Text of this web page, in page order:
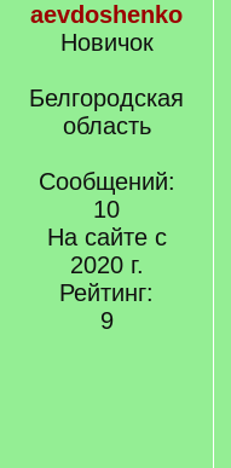
aevdoshenko
Новичок
Белгородская
область
Сообщений:
10
На сайте с
2020 г.
Рейтинг:
9